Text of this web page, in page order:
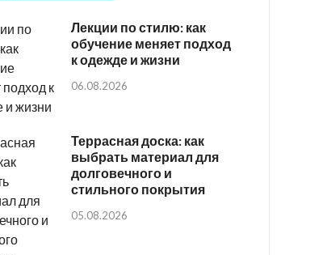
Лекции по стилю: как
обучение меняет подход
к одежде и жизни
06.08.2026
Террасная доска: как
выбрать материал для
долговечного и
стильного покрытия
05.08.2026